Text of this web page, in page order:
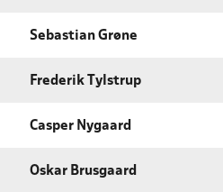
Sebastian Grøne
Frederik Tylstrup
Casper Nygaard
Oskar Brusgaard